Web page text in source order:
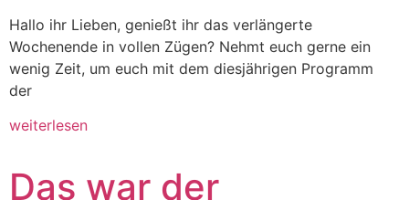
Hallo ihr Lieben, genießt ihr das verlängerte
Wochenende in vollen Zügen? Nehmt euch gerne ein
wenig Zeit, um euch mit dem diesjährigen Programm
der
weiterlesen
Das war der